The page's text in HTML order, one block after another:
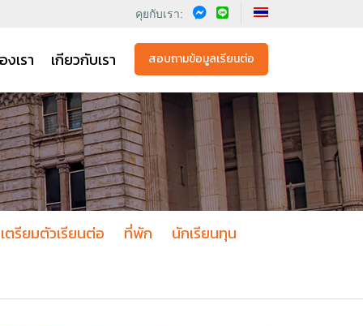
คุยกับเรา:
เรา เกียวกับเรา สอบถามข้อมูลเรียนต่อ
เตรียมตัวเรียนต่อ ที่พัก นักเรียนทุน